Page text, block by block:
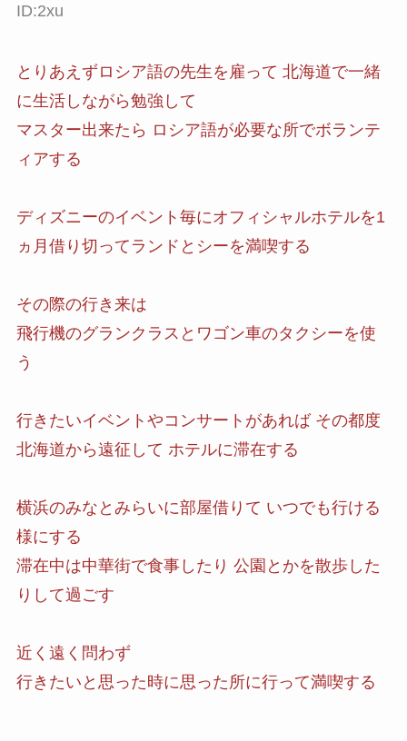
ID:2xu
とりあえずロシア語の先生を雇って 北海道で一緒
に生活しながら勉強して
マスター出来たら ロシア語が必要な所でボランテ
ィアする
ディズニーのイベント毎にオフィシャルホテルを1
ヵ月借り切ってランドとシーを満喫する
その際の行き来は
飛行機のグランクラスとワゴン車のタクシーを使
う
行きたいイベントやコンサートがあれば その都度
北海道から遠征して ホテルに滞在する
横浜のみなとみらいに部屋借りて いつでも行ける
様にする
滞在中は中華街で食事したり 公園とかを散歩した
りして過ごす
近く遠く問わず
行きたいと思った時に思った所に行って満喫する